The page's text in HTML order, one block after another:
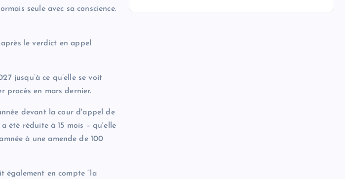
seule avec sa conscience.
le verdict en appel
jusqu’à ce qu’elle se voit
procès en mars dernier.
devant la cour d'appel de
été réduite à 15 mois – qu'elle
à une amende de 100
également en compte “la